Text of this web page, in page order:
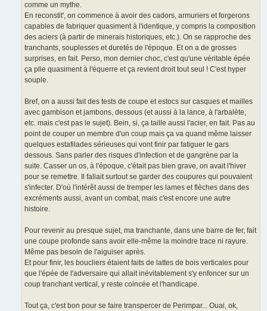
comme un mythe.
En reconstit', on commence à avoir des cadors, armuriers et forgerons
capables de fabriquer quasiment à l'identique, y compris la composition
des aciers (à partir de minerais historiques, etc.). On se rapproche des
tranchants, souplesses et duretés de l'époque. Et on a de grosses
surprises, en fait. Perso, mon dernier choc, c'est qu'une véritable épée
ça plie quasiment à l'équerre et ça revient droit tout seul ! C'est hyper
souple.
Bref, on a aussi fait des tests de coupe et estocs sur casques et mailles
avec gambison et jambons, dessous (et aussi à la lance, à l'arbalète,
etc. mais c'est pas le sujet). Bein, si, ça taille aussi l'acier, en fait. Pas au
point de couper un membre d'un coup mais ça va quand même laisser
quelques estafilades sérieuses qui vont finir par fatiguer le gars
dessous. Sans parler des risques d'infection et de gangrène par la
suite. Casser un os, à l'époque, c'était pas bien grave, on avait l'hiver
pour se remettre. Il fallait surtout se garder des coupures qui pouvaient
s'infecter. D'où l'intérêt aussi de tremper les lames et flèches dans des
excréments aussi, avant un combat, mais c'est encore une autre
histoire.
Pour revenir au presque sujet, ma tranchante, dans une barre de fer, fait
une coupe profonde sans avoir elle-même la moindre trace ni rayure.
Même pas besoin de l'aiguiser après.
Et pour finir, les boucliers étaient faits de lattes de bois verticales pour
que l'épée de l'adversaire qui allait inévitablement s'y enfoncer sur un
coup tranchant vertical, y reste coincée et l'handicape.
Tout ça, c'est bon pour se faire transpercer de Perimpar... Ouai, ok,